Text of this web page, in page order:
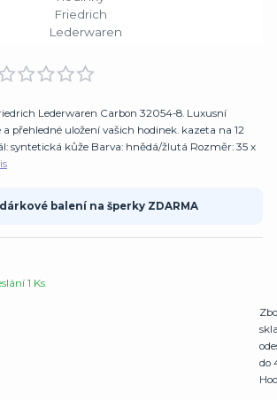
Lederwaren Carbon 32054-8. Luxusní
přehledné uložení vašich hodinek. kazeta na 12
syntetická kůže Barva: hnědá/žlutá Rozměr: 35 x
balení na šperky ZDARMA
1 Ks
do